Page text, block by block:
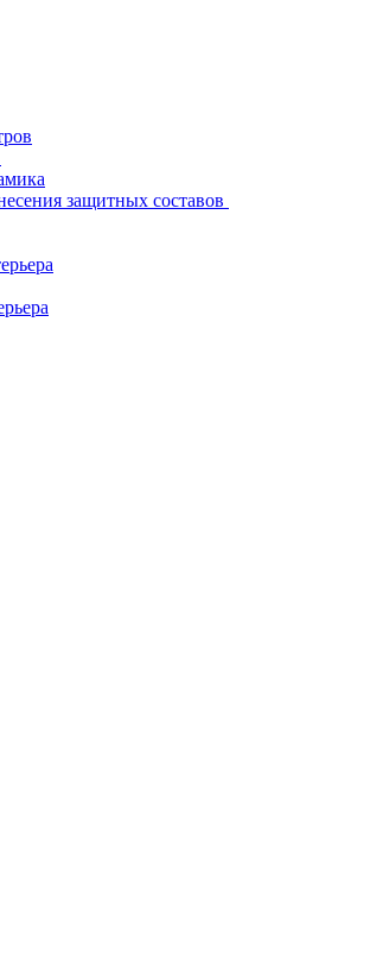
защитных составов